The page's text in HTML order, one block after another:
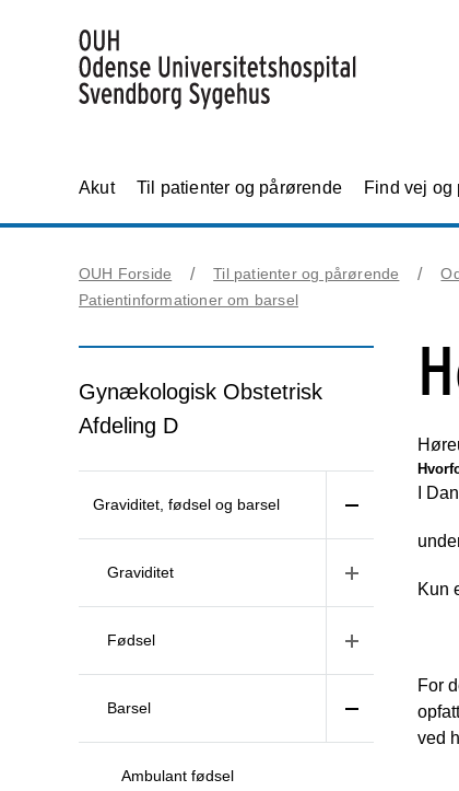
Akut Til patienter og pårørende Find vej og
OUH Forside Til patienter og pårørende
Patientinformationer om barsel
Gynækologisk Obstetrisk
Afdeling D
Graviditet, fødsel og barsel
Graviditet
Fødsel
Barsel
Ambulant fødsel
I
Kun
For
ved